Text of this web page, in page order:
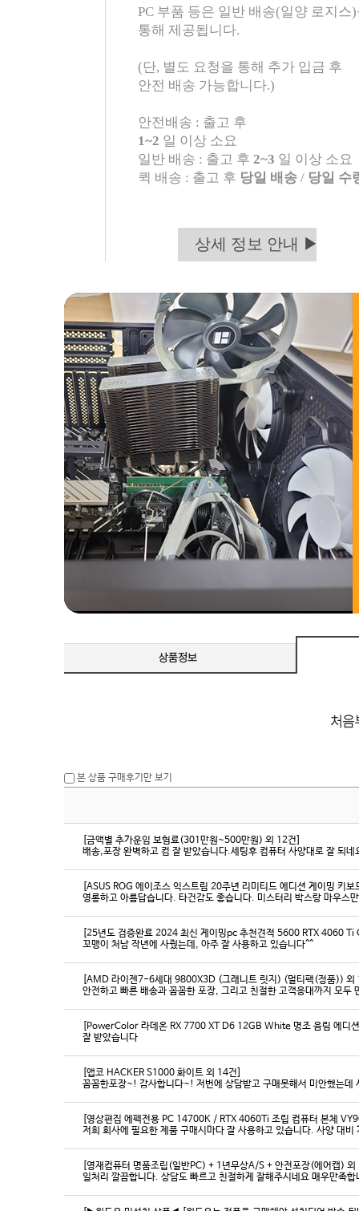
PC 부품 등은 일반 배송(일양 로지스
통해 제공됩니다.
(단, 별도 요청을 통해 추가 입금 후
안전 배송 가능합니다.)
안전배송 : 출고 후
1~2 일 이상 소요
일반 배송 : 출고 후 2~3 일 이상 소요
퀵 배송 : 출고 후 당일 배송 / 당일 수
상세 정보 안내 ▶
본 상품 구매후기만 보기
[금액별 추가운임 보험료(301만원~500만원) 외 12건]
배송,포장 완벽하고 컴 잘 받았습니다.세팅후 컴퓨터 사양대로 잘 되
[ASUS ROG 에이조스 익스트림 20주년 리미티드 에디션 게이밍 키
영롱하고 아름답습니다. 타건감도 좋습니다. 미스터리 박스랑 마우스
[25년도 검증완료 2024 최신 게이밍pc 추천견적 5600 RTX 4060
꼬맹이 처남 작년에 사줬는데, 아주 잘 사용하고 있습니다^^
[AMD 라이젠7-6세대 9800X3D (그래니트 릿지) (멀티팩(정품)) 외
[PowerColor 라데온 RX 7700 XT D6 12GB White 명조 음림 에디
잘 받았습니다
[앱코 HACKER S1000 화이트 외 14건]
꼼꼼한포장~! 감사합니다~! 저번에 상담받고 구매못해서 미안했는
[영상편집 에펙전용 PC 14700K / RTX 4060Ti 조립 컴퓨터 본체
[영재컴퓨터 명품조립(일반PC) + 1년무상A/S + 안전포장(에어캡)
일처리 깔끔합니다. 상담도 빠르고 친절하게 잘해주시네요 매우만족